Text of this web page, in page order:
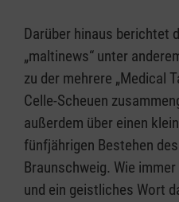
Darüber hinaus berichtet
„maltinews“ unter
zu der mehrere „Medical
Celle-Scheuen
außerdem über einen
fünfjährigen Bestehen
Braunschweig. Wie
und ein geistliches Wort